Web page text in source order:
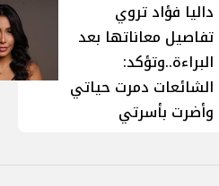
داليا فؤاد تروي
تفاصيل معاناتها بعد
البراءة..وتؤكد:
الشائعات دمرت حياتي
وأضرت بأسرتي